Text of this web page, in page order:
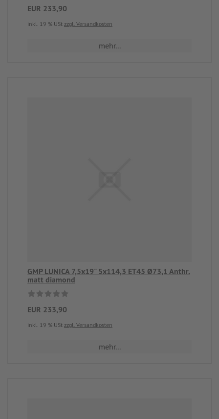
EUR 233,90
inkl. 19 % USt zzgl. Versandkosten
mehr...
GMP LUNICA 7,5x19" 5x114,3 ET45 Ø73,1 Anthr.
matt diamond
EUR 233,90
inkl. 19 % USt zzgl. Versandkosten
mehr...